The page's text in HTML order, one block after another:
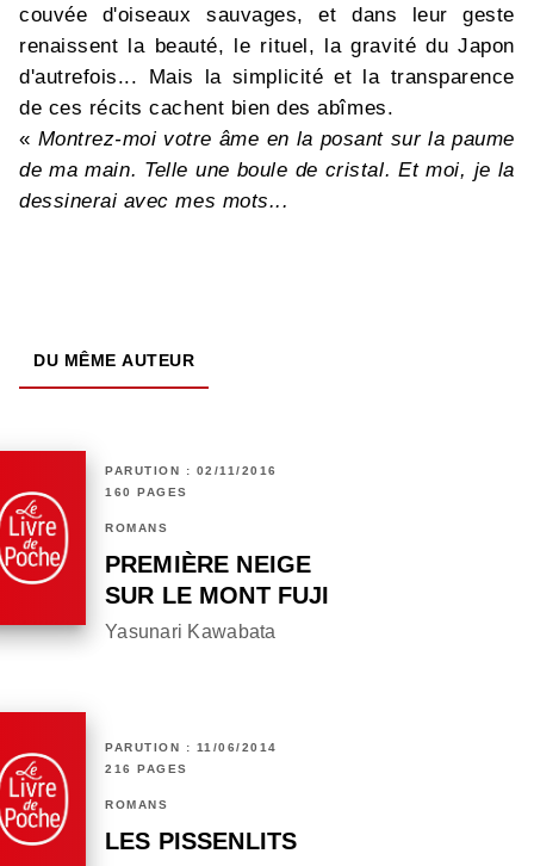
couvée d'oiseaux sauvages, et dans leur geste
renaissent la beauté, le rituel, la gravité du Japon
d'autrefois... Mais la simplicité et la transparence
de ces récits cachent bien des abîmes.
« Montrez-moi votre âme en la posant sur la paume
de ma main. Telle une boule de cristal. Et moi, je la
dessinerai avec mes mots...
DU MÊME AUTEUR
PARUTION : 02/11/2016
160 PAGES
ROMANS
PREMIÈRE NEIGE
SUR LE MONT FUJI
Yasunari Kawabata
PARUTION : 11/06/2014
216 PAGES
ROMANS
LES PISSENLITS